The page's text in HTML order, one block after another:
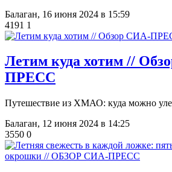
Балаган, 16 июня 2024 в 15:59
4191 1
Летим куда хотим //
ПРЕСС
Путешествие из ХМАО: куда можно
Балаган, 12 июня 2024 в 14:25
3550 0